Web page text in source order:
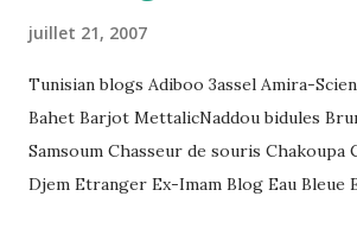
juillet 21, 2007
Tunisian blogs Adiboo 3assel Amira-
Bahet Barjot MettalicNaddou bidules
Samsoum Chasseur de souris Chakoupa
Djem Etranger Ex-Imam Blog Eau Bleue